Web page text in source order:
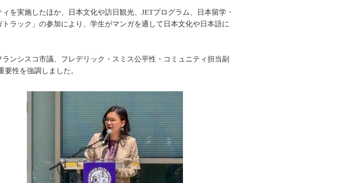
を実施したほか、日本文化や訪日観光、JETプログラム、日本留学・
ラック」の参加により、学生がマンガを通して日本文化や日本語に
ンシスコ市議、フレデリック・スミス公平性・コミュニティ担当副
性を強調しました。